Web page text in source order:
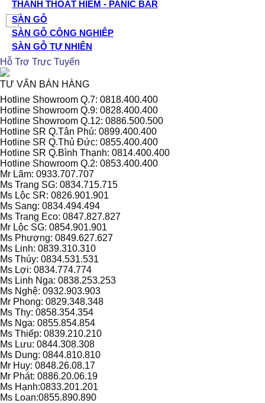
THANH THOÁT HIỂM - PANIC BAR
SÀN GỖ
SÀN GỖ CÔNG NGHIỆP
SÀN GỖ TỰ NHIÊN
Hỗ Trợ Trực Tuyến
TƯ VẤN BÁN HÀNG
Hotline Showroom Q.7: 0818.400.400
Hotline Showroom Q.9: 0828.400.400
Hotline Showroom Q.12: 0886.500.500
Hotline SR Q.Tân Phú: 0899.400.400
Hotline SR Q.Thủ Đức: 0855.400.400
Hotline SR Q.Bình Thạnh: 0814.400.400
Hotline Showroom Q.2: 0853.400.400
Mr Lãm: 0933.707.707
Ms Trang SG: 0834.715.715
Ms Lộc SR: 0826.901.901
Ms Sang: 0834.494.494
Ms Trang Eco: 0847.827.827
Mr Lộc SG: 0854.901.901
Ms Phượng: 0849.627.627
Ms Linh: 0839.310.310
Ms Thúy: 0834.531.531
Ms Lợi: 0834.774.774
Ms Linh Nga: 0838.253.253
Ms Nghệ: 0932.903.903
Mr Phong: 0829.348.348
Ms Thy: 0858.354.354
Ms Nga: 0855.854.854
Ms Thiếp: 0839.210.210
Ms Lưu: 0844.308.308
Ms Dung: 0844.810.810
Mr Huy: 0848.26.08.17
Mr Phát: 0886.20.06.19
Ms Hạnh:0833.201.201
Ms Loan:0855.890.890